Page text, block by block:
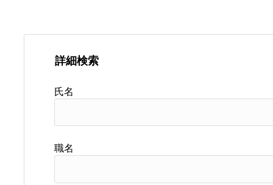
詳細検索
氏名
職名